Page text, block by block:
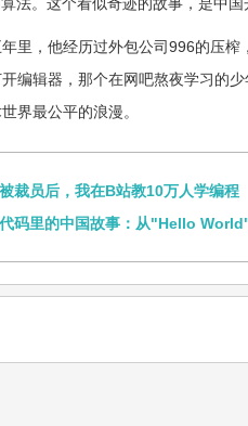
里，他经历过外包公司996的压
编辑器，那个在网吧熬夜学习的
界最公平的浪漫。
被裁员后，我在B站教10万人学编程
代码里的中国故事：从"Hello